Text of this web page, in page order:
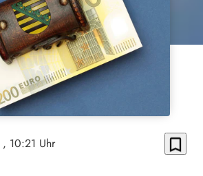
, 10:21 Uhr bookmark_border